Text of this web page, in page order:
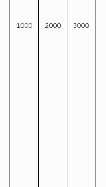
1000 2000 3000